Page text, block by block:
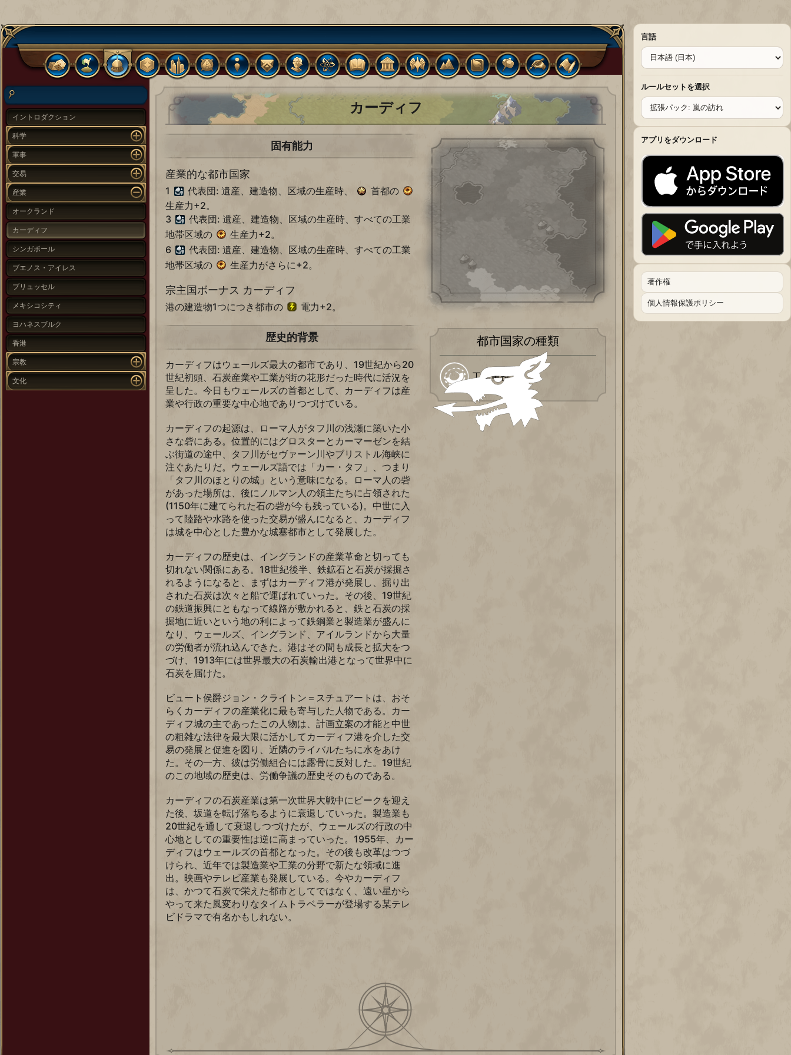
イントロダクション
科学
軍事
交易
産業
オークランド
カーディフ
シンガポール
ブエノス・アイレス
ブリュッセル
メキシコシティ
ヨハネスブルク
香港
宗教
文化
カーディフ
固有能力
産業的な都市国家
1 代表団: 遺産、建造物、区域の生産時、
首都の
生産力+2。
3
代表団: 遺産、建造物、区域の生産時、すべての工業
地帯区域の
生産力+2。
6
代表団: 遺産、建造物、区域の生産時、すべての工業
地帯区域の
生産力がさらに+2。
宗主国ボーナス カーディフ
港の建造物1つにつき都市の 電力+2。
歴史的背景
カーディフはウェールズ最大の都市であり、19世紀から20
世紀初頭、石炭産業や工業が街の花形だった時代に活況を
呈した。今日もウェールズの首都として、カーディフは産
業や行政の重要な中心地でありつづけている。
カーディフの起源は、ローマ人がタフ川の浅瀬に築いた小
さな砦にある。位置的にはグロスターとカーマーゼンを結
ぶ街道の途中、タフ川がセヴァーン川やブリストル海峡に
注ぐあたりだ。ウェールズ語では「カー・タフ」、つまり
「タフ川のほとりの城」という意味になる。ローマ人の砦
があった場所は、後にノルマン人の領主たちに占領された
(1150年に建てられた石の砦が今も残っている)。中世に入
って陸路や水路を使った交易が盛んになると、カーディフ
は城を中心とした豊かな城塞都市として発展した。
カーディフの歴史は、イングランドの産業革命と切っても
切れない関係にある。18世紀後半、鉄鉱石と石炭が採掘さ
れるようになると、まずはカーディフ港が発展し、掘り出
された石炭は次々と船で運ばれていった。その後、19世紀
の鉄道振興にともなって線路が敷かれると、鉄と石炭の採
掘地に近いという地の利によって鉄鋼業と製造業が盛んに
なり、ウェールズ、イングランド、アイルランドから大量
の労働者が流れ込んできた。港はその間も成長と拡大をつ
づけ、1913年には世界最大の石炭輸出港となって世界中に
石炭を届けた。
ビュート侯爵ジョン・クライトン＝スチュアートは、おそ
らくカーディフの産業化に最も寄与した人物である。カー
ディフ城の主であったこの人物は、計画立案の才能と中世
の粗雑な法律を最大限に活かしてカーディフ港を介した交
易の発展と促進を図り、近隣のライバルたちに水をあけ
た。その一方、彼は労働組合には露骨に反対した。19世紀
のこの地域の歴史は、労働争議の歴史そのものである。
カーディフの石炭産業は第一次世界大戦中にピークを迎え
た後、坂道を転げ落ちるように衰退していった。製造業も
20世紀を通して衰退しつづけたが、ウェールズの行政の中
心地としての重要性は逆に高まっていった。1955年、カー
ディフはウェールズの首都となった。その後も改革はつづ
けられ、近年では製造業や工業の分野で新たな領域に進
出。映画やテレビ産業も発展している。今やカーディフ
は、かつて石炭で栄えた都市としてではなく、遠い星から
やって来た風変わりなタイムトラベラーが登場する某テレ
ビドラマで有名かもしれない。
都市国家の種類
工業重視
言語
ルールセットを選択
アプリをダウンロード
著作権
個人情報保護ポリシー